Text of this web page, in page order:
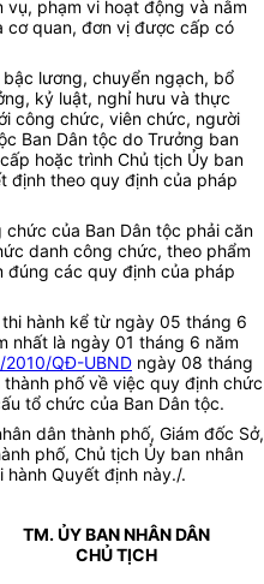
phạm vi hoạt động và nằm
quan, đơn vị được cấp có
lương, chuyển ngạch, bổ
kỷ luật, nghỉ hưu và thực
công chức, viên chức, người
Ban Dân tộc do Trưởng ban
hoặc trình Chủ tịch Ủy ban
định theo quy định của pháp
của Ban Dân tộc phải căn
danh công chức, theo phẩm
đúng các quy định của pháp
hành kể từ ngày 05 tháng 6
nhất là ngày 01 tháng 6 năm
2010/QĐ-UBND ngày 08 tháng
phố về việc quy định chức
tổ chức của Ban Dân tộc.
dân thành phố, Giám đốc Sở,
phố, Chủ tịch Ủy ban nhân
Quyết định này./.
TM. ỦY BAN NHÂN DÂN
CHỦ TỊCH